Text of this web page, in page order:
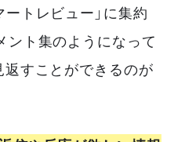
トレビュー」に集約
ント集のようになって
返すことができるのが